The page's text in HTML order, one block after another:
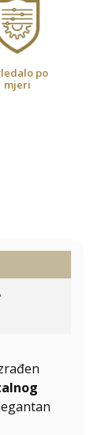
po
mjeri